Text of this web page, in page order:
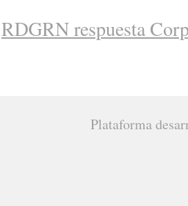
RDGRN respuesta
Plataforma